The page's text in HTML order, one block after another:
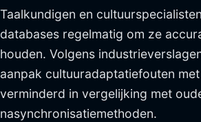
Taalkundigen en
databases regelmatig om ze
houden. Volgens
aanpak cultuuradaptatiefouten
verminderd in vergelijking met
nasynchronisatiemethoden.